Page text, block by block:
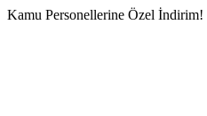
İçeriğe
Kamu Personellerine Özel İndirim!